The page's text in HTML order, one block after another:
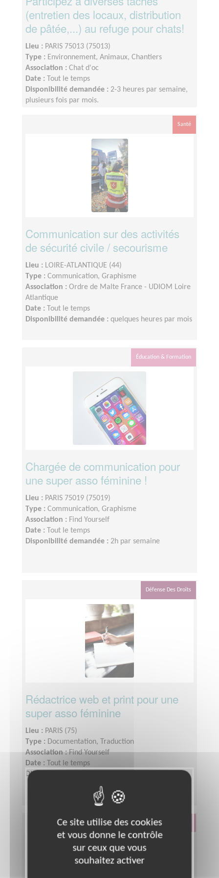
(entretien des locaux, distribution
de pâtée,...) au refuge pour chats!
Lieu : PARIS 75013 (75013)
Type : Environnement, Animaux, Chantiers
Association : Chat d'oc
Date :
Tout le temps
Disponibilité demandée : 2-3 heures par semaine,
plusieurs fois par mois.
Santé
Communication sur des activités
de sécurité civile / secourisme
Lieu : LOIRE-ATLANTIQUE (44)
Type : Communication, Graphisme
Association : Ordre de Malte France - UDIOM Loire
Atlantique
Date :
Tout le temps
Disponibilité demandée : quelques heures par mois
Éducation & Formation
Chargée de communication pour
une super asso féminine !
Lieu : PARIS 75019 (75019)
Type : Communication, Graphisme
Association : Find Yourself
Date :
Tout le temps
Disponibilité demandée : 2h par semaine
Défense Des Droits
Rédactrice web et print pour une
super asso féminine
Lieu : PARIS (75)
Type : Documentation, Traduction
Association :Find Yourself
Date :
Tout le temps
Disponibilité demandée :
Éducation & Formation
Ce site utilise des cookies
et vous donne le contrôle
sur ceux que vous
souhaitez activer